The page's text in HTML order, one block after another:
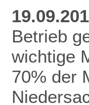
Betrieb
wichtige
70% der